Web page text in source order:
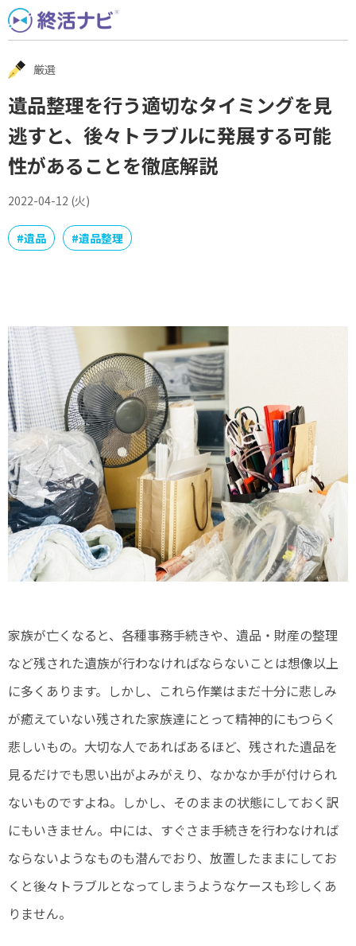
Skip
to
content
厳選
遺品整理を行う適切なタイミングを見
逃すと、後々トラブルに発展する可能
性があることを徹底解説
2022-04-12 (火)
#遺品 #遺品整理
家族が亡くなると、各種事務手続きや、遺品・財産の整理
など残された遺族が行わなければならないことは想像以上
に多くあります。しかし、これら作業はまだ十分に悲しみ
が癒えていない残された家族達にとって精神的にもつらく
悲しいもの。大切な人であればあるほど、残された遺品を
見るだけでも思い出がよみがえり、なかなか手が付けられ
ないものですよね。しかし、そのままの状態にしておく訳
にもいきません。中には、すぐさま手続きを行わなければ
ならないようなものも潜んでおり、放置したままにしてお
くと後々トラブルとなってしまうようなケースも珍しくあ
りません。